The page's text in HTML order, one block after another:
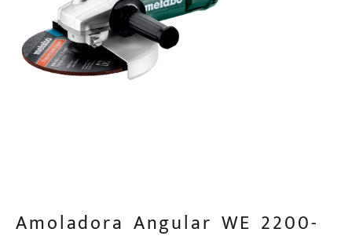
Amoladora Angular WE 2200-